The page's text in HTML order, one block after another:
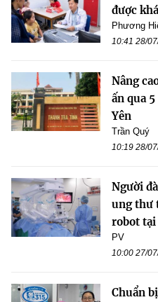
được
Phương
10:41 28/
Nâng
ấn qua
Yên
Trần Quý
10:19 28/
Người
ung thư
robot tại
PV
10:00 27/
Chuẩn